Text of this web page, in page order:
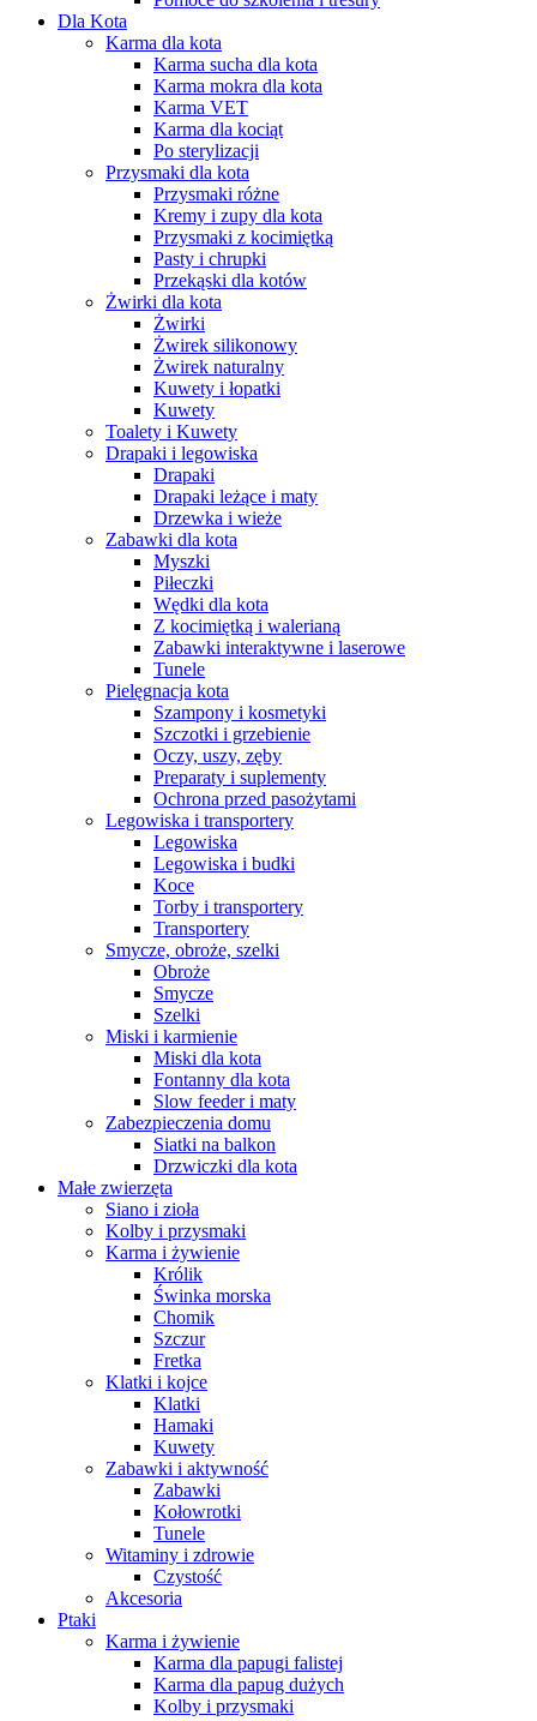
Dla Kota
Karma dla kota
Karma sucha dla kota
Karma mokra dla kota
Karma VET
Karma dla kociąt
Po sterylizacji
Przysmaki dla kota
Przysmaki różne
Kremy i zupy dla kota
Przysmaki z kocimiętką
Pasty i chrupki
Przekąski dla kotów
Żwirki dla kota
Żwirki
Żwirek silikonowy
Żwirek naturalny
Kuwety i łopatki
Kuwety
Toalety i Kuwety
Drapaki i legowiska
Drapaki
Drapaki leżące i maty
Drzewka i wieże
Zabawki dla kota
Myszki
Piłeczki
Wędki dla kota
Z kocimiętką i walerianą
Zabawki interaktywne i laserowe
Tunele
Pielęgnacja kota
Szampony i kosmetyki
Szczotki i grzebienie
Oczy, uszy, zęby
Preparaty i suplementy
Ochrona przed pasożytami
Legowiska i transportery
Legowiska
Legowiska i budki
Koce
Torby i transportery
Transportery
Smycze, obroże, szelki
Obroże
Smycze
Szelki
Miski i karmienie
Miski dla kota
Fontanny dla kota
Slow feeder i maty
Zabezpieczenia domu
Siatki na balkon
Drzwiczki dla kota
Małe zwierzęta
Siano i zioła
Kolby i przysmaki
Karma i żywienie
Królik
Świnka morska
Chomik
Szczur
Fretka
Klatki i kojce
Klatki
Hamaki
Kuwety
Zabawki i aktywność
Zabawki
Kołowrotki
Tunele
Witaminy i zdrowie
Czystość
Akcesoria
Ptaki
Karma i żywienie
Karma dla papugi falistej
Karma dla papug dużych
Kolby i przysmaki